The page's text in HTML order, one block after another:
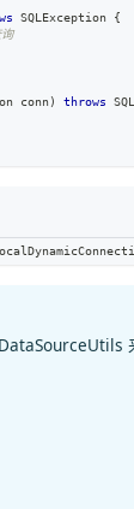
SQLException
{
conn) throws
DataSourceUtils